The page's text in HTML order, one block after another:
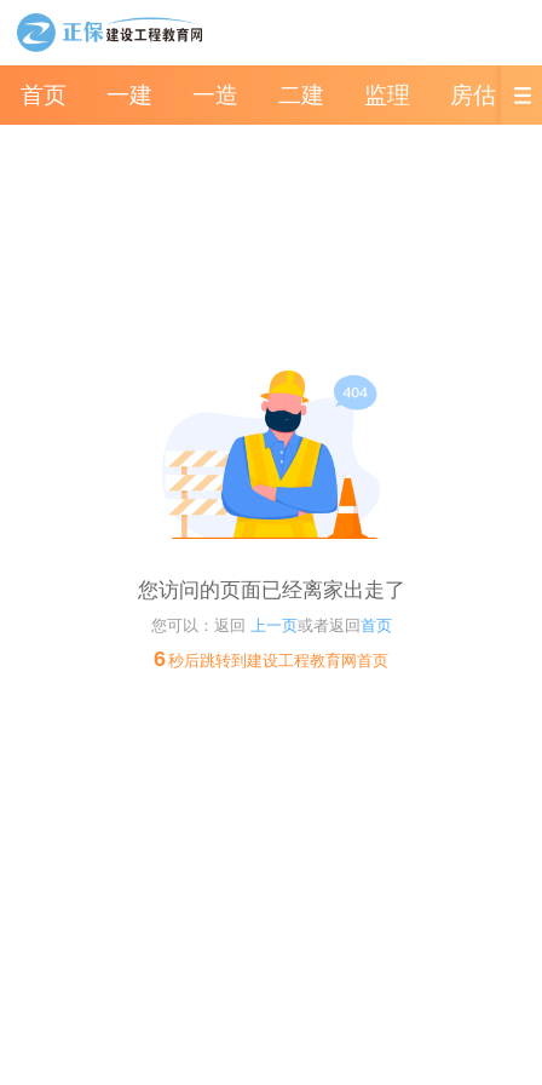
首页 一建 一造 二建 监理 房估
您访问的页面已经离家出走了
您可以：返回 上一页或者返回首页
6秒后跳转到建设工程教育网首页